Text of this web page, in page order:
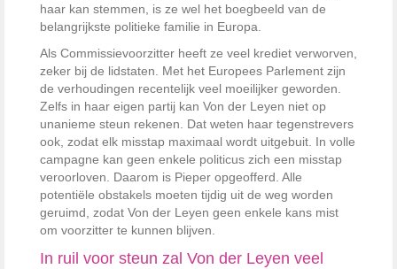
haar kan stemmen, is ze wel het boegbeeld van de
belangrijkste politieke familie in Europa.
Als Commissievoorzitter heeft ze veel krediet verworven,
zeker bij de lidstaten. Met het Europees Parlement zijn
de verhoudingen recentelijk veel moeilijker geworden.
Zelfs in haar eigen partij kan Von der Leyen niet op
unanieme steun rekenen. Dat weten haar tegenstrevers
ook, zodat elk misstap maximaal wordt uitgebuit. In volle
campagne kan geen enkele politicus zich een misstap
veroorloven. Daarom is Pieper opgeofferd. Alle
potentiële obstakels moeten tijdig uit de weg worden
geruimd, zodat Von der Leyen geen enkele kans mist
om voorzitter te kunnen blijven.
In ruil voor steun zal Von der Leyen veel